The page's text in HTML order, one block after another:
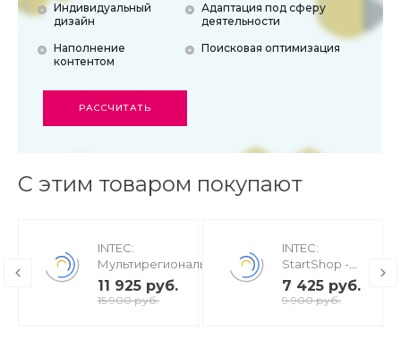
Индивидуальный
дизайн
Наполнение
контентом
Адаптация под сферу
деятельности
Поисковая оптимизация
РАССЧИТАТЬ
С этим товаром покупают
INTEC:
Мультирегиональность
- региональная сеть
вашего сайта с
11 925 руб.
15 900 руб.
INTEC:
StartShop -
модуль
интернет-
7 425 руб.
9 900 руб.